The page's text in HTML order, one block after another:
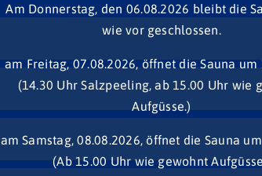
Am Donnerstag, den 06.08.2026 bleibt die
wie vor geschlossen.
am Freitag, 07.08.2026, öffnet die Sauna um
(14.30 Uhr Salzpeeling, ab 15.00 Uhr wie
Aufgüsse.)
am Samstag, 08.08.2026, öffnet die Sauna
(Ab 15.00 Uhr wie gewohnt